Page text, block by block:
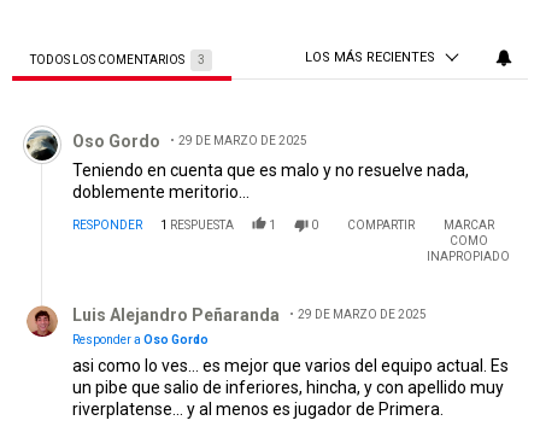
TODOS LOS COMENTARIOS 3 LOS MÁS RECIENTES
Comentario de Oso Gordo.
Oso Gordo 29 DE MARZO DE 2025
Teniendo en cuenta que es malo y no resuelve nada,
doblemente meritorio...
RESPONDER 1 RESPUESTA 1 0 COMPARTIR
MARCAR
COMO
INAPROPIADO
Luis Alejandro Peñaranda
29 DE MARZO DE 2025
Responder a Oso Gordo
asi como lo ves... es mejor que varios del equipo actual. Es
un pibe que salio de inferiores, hincha, y con apellido muy
riverplatense... y al menos es jugador de Primera.